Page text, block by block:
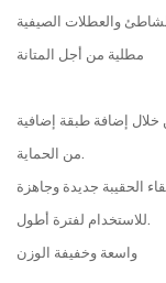
مطلية من أجل المتانة
خلال إضافة طبقة إضافية
الحقيبة جديدة وجاهزة
واسعة وخفيفة الوزن